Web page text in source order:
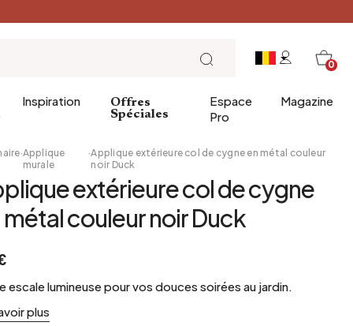
0
salle de bains
Entrée
Salle à manger
Jardin d'hiver
Inspiration
Petit Déjeuner
Brunch
Dimanche soir
Offres
Spéciales
Espace
Pro
Magazine
·Applique
murale
·Applique extérieure col de cygne en métal couleur
noir Duck
extérieure col de cygne
métal couleur noir Duck
escale lumineuse pour vos douces soirées au jardin.
plus